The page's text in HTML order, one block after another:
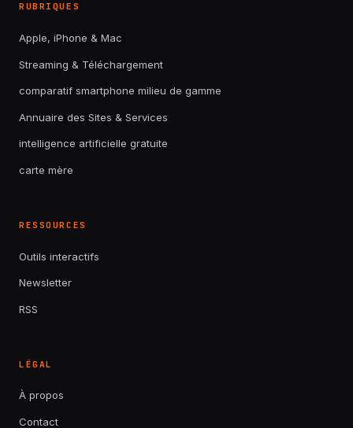
RUBRIQUES
Apple, iPhone & Mac
Streaming & Téléchargement
comparatif smartphone milieu de gamme
Annuaire des Sites & Services
intelligence artificielle gratuite
carte mère
RESSOURCES
Outils interactifs
Newsletter
RSS
LÉGAL
À propos
Contact